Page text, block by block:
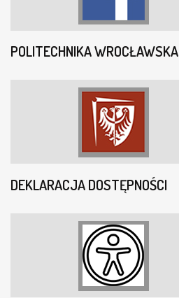
POLITECHNIKA WROCŁAWSKA
DEKLARACJA DOSTĘPNOŚCI